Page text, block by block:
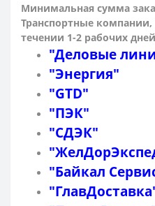
Минимальная сумма
Транспортные
течении 1-2 рабочих
"Деловые
"Энергия"
"GTD"
"ПЭК"
"СДЭК"
"Байкал